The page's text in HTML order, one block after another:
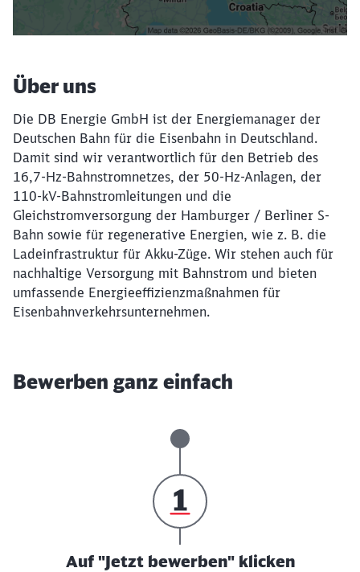
Filter setzen
Über uns
Die DB Energie GmbH ist der Energiemanager der
Deutschen Bahn für die Eisenbahn in Deutschland.
Damit sind wir verantwortlich für den Betrieb des
16,7-Hz-Bahnstromnetzes, der 50-Hz-Anlagen, der
110-kV-Bahnstromleitungen und die
Gleichstromversorgung der Hamburger / Berliner S-
Bahn sowie für regenerative Energien, wie z. B. die
Ladeinfrastruktur für Akku-Züge. Wir stehen auch für
nachhaltige Versorgung mit Bahnstrom und bieten
umfassende Energieeffizienzmaßnahmen für
Eisenbahnverkehrsunternehmen.
Bewerben ganz einfach
Auf "Jetzt bewerben" klicken